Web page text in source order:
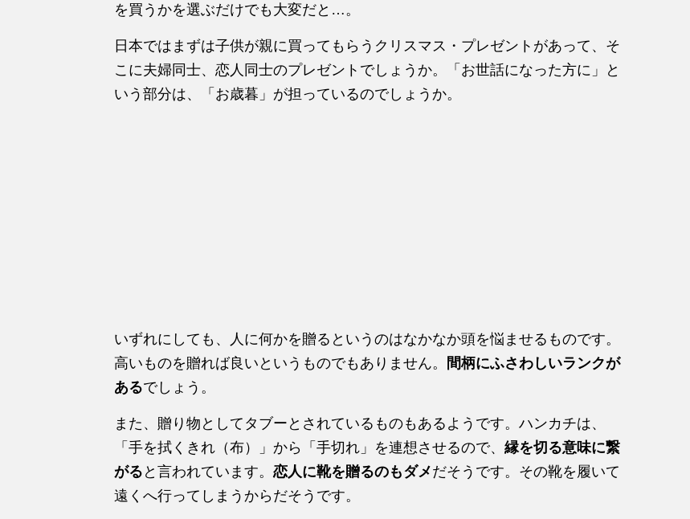
を買うかを選ぶだけでも大変だと…。
日本ではまずは子供が親に買ってもらうクリスマス・プレゼントがあって、そ
こに夫婦同士、恋人同士のプレゼントでしょうか。「お世話になった方に」と
いう部分は、「お歳暮」が担っているのでしょうか。
いずれにしても、人に何かを贈るというのはなかなか頭を悩ませるものです。
高いものを贈れば良いというものでもありません。
間柄にふさわしいランクが
あるでしょう。
また、贈り物としてタブーとされているものもあるようです。ハンカチは、
「手を拭くきれ（布）」から「手切れ」を連想させるので、 縁を切る意味に繋
がる と言われています。 恋人に靴を贈るのもダメだそうです。その靴を履いて
遠くへ行ってしまうからだそうです。